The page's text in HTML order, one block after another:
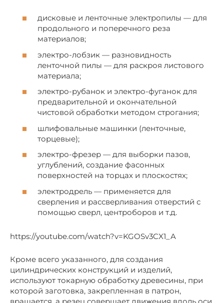
дисковые и ленточные электропилы — для
продольного и поперечного реза
материалов;
электро-лобзик — разновидность
ленточной пилы — для раскроя листового
материала;
электро-рубанок и электро-фуганок для
предварительной и окончательной
чистовой обработки методом строгания;
шлифовальные машинки (ленточные,
торцевые);
электро-фрезер — для выборки пазов,
углублений, создание фасонных
поверхностей на торцах и плоскостях;
электродрель — применяется для
сверления и рассверливания отверстий с
помощью сверл, центроборов и т.д.
https://youtube.com/watch?v=KGOSv3CX1_A
Кроме всего указанного, для создания
цилиндрических конструкций и изделий,
используют токарную обработку древесины, при
которой заготовка, закрепленная в патрон,
вращается, а резец совершает движения вдоль оси